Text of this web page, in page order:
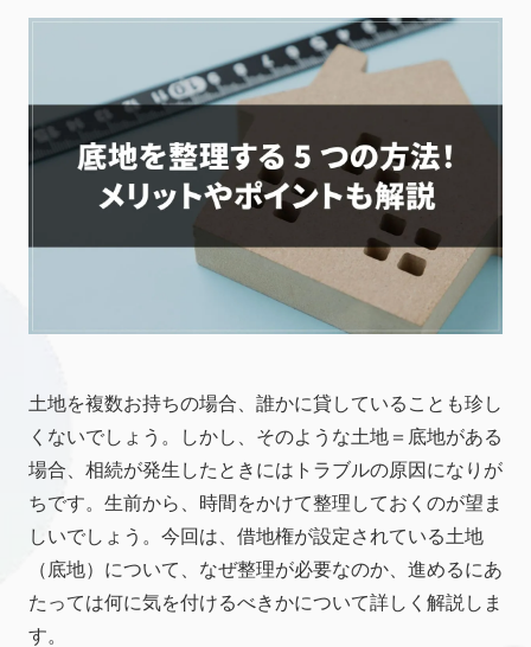
土地を複数お持ちの場合、誰かに貸していることも珍し
くないでしょう。しかし、そのような土地＝底地がある
場合、相続が発生したときにはトラブルの原因になりが
ちです。生前から、時間をかけて整理しておくのが望ま
しいでしょう。今回は、借地権が設定されている土地
（底地）について、なぜ整理が必要なのか、進めるにあ
たっては何に気を付けるべきかについて詳しく解説しま
す。